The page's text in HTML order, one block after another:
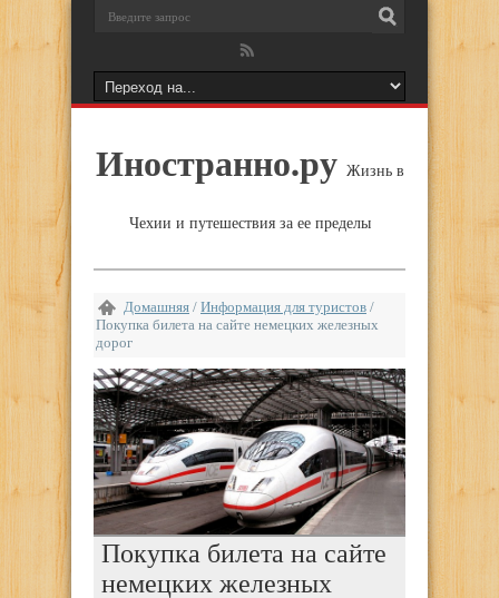
Иностранно.ру Жизнь в
Чехии и путешествия за ее пределы
Домашняя / Информация для туристов /
Покупка билета на сайте немецких железных
дорог
Покупка билета на сайте
немецких железных